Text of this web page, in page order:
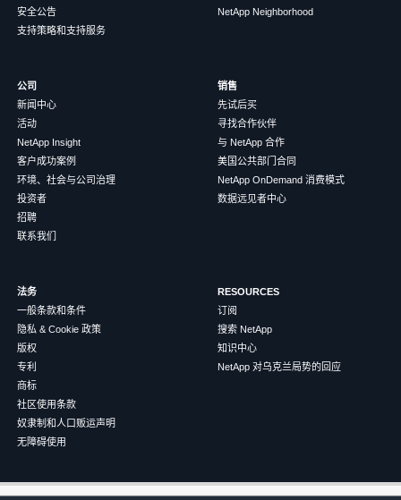
安全公告
支持策略和支持服务
NetApp Neighborhood
公司
新闻中心
活动
NetApp Insight
客户成功案例
环境、社会与公司治理
投资者
招聘
联系我们
销售
先试后买
寻找合作伙伴
与 NetApp 合作
美国公共部门合同
NetApp OnDemand 消费模式
数据远见者中心
法务
一般条款和条件
隐私 & Cookie 政策
版权
专利
商标
社区使用条款
奴隶制和人口贩运声明
无障碍使用
RESOURCES
订阅
搜索 NetApp
知识中心
NetApp 对乌克兰局势的回应